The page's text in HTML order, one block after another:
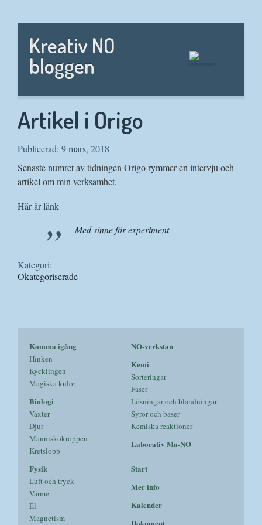
Kreativ NO
bloggen
Artikel i Origo
Publicerad: 9 mars, 2018
Senaste numret av tidningen Origo rymmer en intervju och
artikel om min verksamhet.
Här är länk
Med sinne för experiment
Kategori:
Okategoriserade
Komma igång
Hinken
Kycklingen
Magiska kulor
Biologi
Växter
Djur
Människokroppen
Kretslopp
NO-verkstan
Kemi
Sorteringar
Faser
Lösningar och blandningar
Syror och baser
Kemiska reaktioner
Laborativ Ma-NO
Fysik
Luft och tryck
Värme
El
Magnetism
Start
Mer info
Kalender